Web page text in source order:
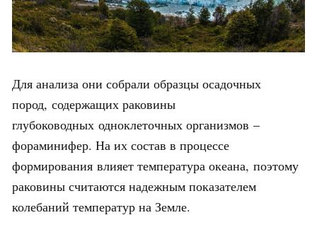
Для анализа они собрали образцы осадочных
пород, содержащих раковины
глубоководных одноклеточных организмов –
фораминифер. На их состав в процессе
формирования влияет температура океана, поэтому
раковины считаются надежным показателем
колебаний температур на Земле.